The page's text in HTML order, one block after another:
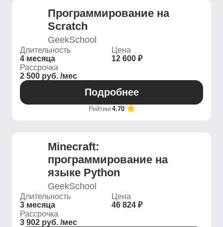
Программирование на
Scratch
GeekSchool
Длительность
4 месяца
Цена
12 600 ₽
Рассрочка
2 500 руб. /мес
Подробнее
Рейтинг4.70
Minecraft:
программирование на
языке Python
GeekSchool
Длительность
3 месяца
Цена
46 824 ₽
Рассрочка
3 902 руб. /мес